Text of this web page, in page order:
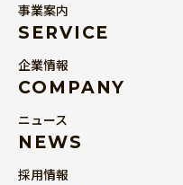
事業案内
SERVICE
企業情報
COMPANY
ニュース
NEWS
採用情報